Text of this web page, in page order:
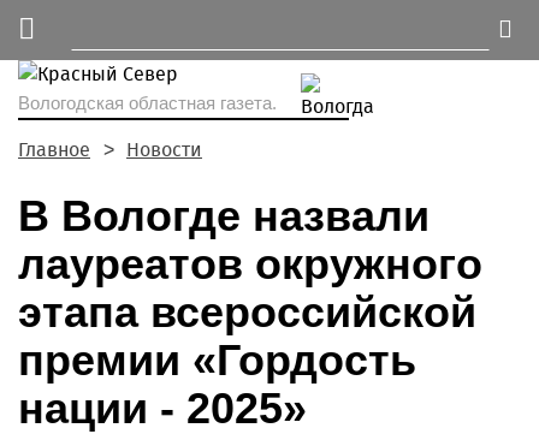
Вологодская областная газета.
Главное Новости
В Вологде назвали
лауреатов окружного
этапа всероссийской
премии «Гордость
нации - 2025»